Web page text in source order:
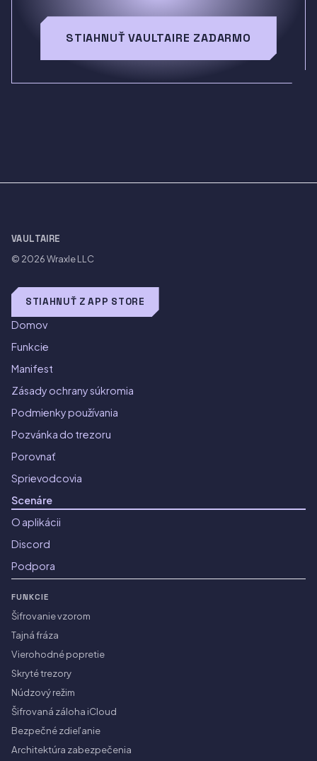
STIAHNUŤ VAULTAIRE ZADARMO
VAULTAIRE
© 2026Wraxle LLC
STIAHNUŤ Z APP STORE
Domov
Funkcie
Manifest
Zásady ochrany súkromia
Podmienky používania
Pozvánka do trezoru
Porovnať
Sprievodcovia
Scenáre
O aplikácii
Discord
Podpora
FUNKCIE
Šifrovanie vzorom
Tajná fráza
Vierohodné popretie
Skryté trezory
Núdzový režim
Šifrovaná záloha iCloud
Bezpečné zdieľanie
Architektúra zabezpečenia